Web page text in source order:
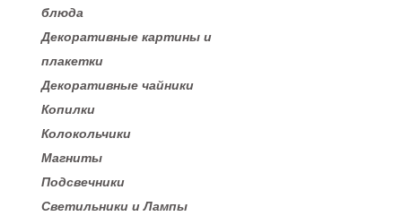
блюда
Декоративные картины и
плакетки
Декоративные чайники
Копилки
Колокольчики
Магниты
Подсвечники
Светильники и Лампы